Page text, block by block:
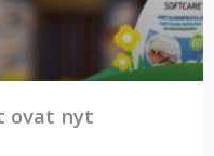
ovat nyt